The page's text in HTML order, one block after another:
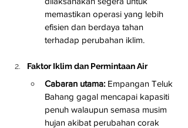
memastikan operasi yang lebih
efisien dan berdaya tahan
terhadap perubahan iklim.
Faktor Iklim dan Permintaan Air
Cabaran utama: Empangan Teluk
Bahang gagal mencapai kapasiti
penuh walaupun semasa musim
hujan akibat perubahan corak